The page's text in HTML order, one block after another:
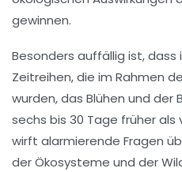
gewinnen.
Besonders auffällig ist,
Zeitreihen, die im Rahmen
wurden, das Blühen und der
sechs bis 30 Tage früher als
wirft alarmierende Fragen
derÖkosysteme und der